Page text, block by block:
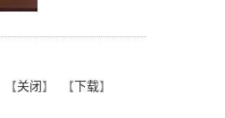
【关闭】 【下载】